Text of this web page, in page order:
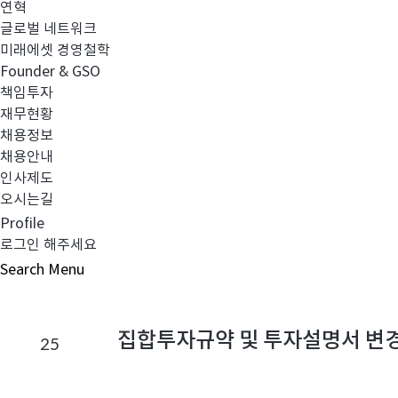
연혁
글로벌 네트워크
미래에셋 경영철학
Founder & GSO
책임투자
재무현황
채용정보
채용안내
인사제도
오시는길
Profile
로그인 해주세요
Search Menu
번
호
,
제
목
,
출
처
,
첨
부
파
27
26
25 집합투자규약 및 투자설명서 변